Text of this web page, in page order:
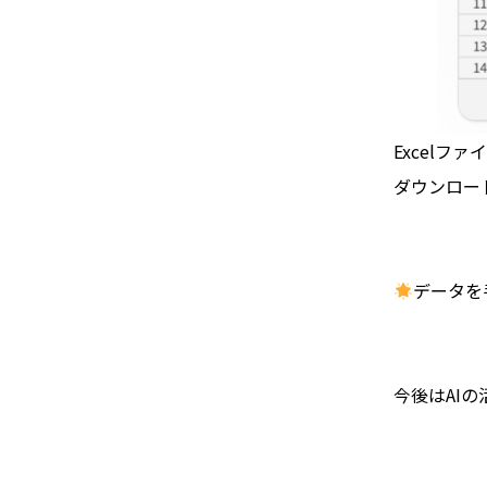
Excelファ
ダウンロ
データ
今後はAIの